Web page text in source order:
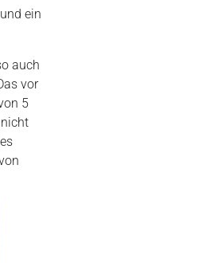
ein
auch
vor
5